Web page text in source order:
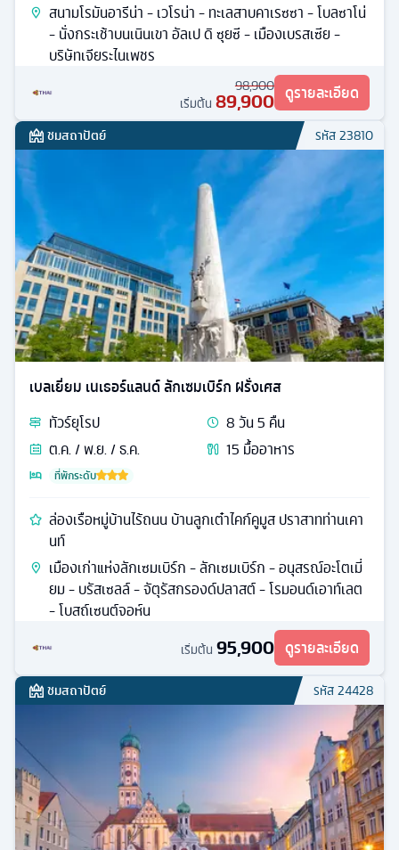
สนามโรมันอารีน่า - เวโรน่า - ทะเลสาบคาเรซซา - โบลซาโน่
- นั่งกระเช้าบนเนินเขา อัลเป ดิ ซุยซี - เมืองเบรสเซีย -
บริษัทเจียระไนเพชร
98,900
เริ่มต้น 89,900 ดูรายละเอียด
ชมสถาปัตย์ รหัส23810
เบลเยี่ยม เนเธอร์แลนด์ ลักเซมเบิร์ก ฝรั่งเศส
ทัวร์ยุโรป 8วัน5 คืน
ต.ค. / พ.ย. / ธ.ค.
15 มื้ออาหาร
ที่พักระดับ
ล่องเรือหมู่บ้านไร้ถนน บ้านลูกเต๋าไคก์คูมูส ปราสาทท่านเคา
นท์
เมืองเก่าแห่งลักเซมเบิร์ก - ลักเซมเบิร์ก - อนุสรณ์อะโตเมี่
ยม - บรัสเซลล์ - จัตุรัสกรองด์ปลาสต์ - โรมอนด์เอาท์เลต
- โบสถ์เซนต์จอห์น
เริ่มต้น 95,900 ดูรายละเอียด
ชมสถาปัตย์ รหัส24428